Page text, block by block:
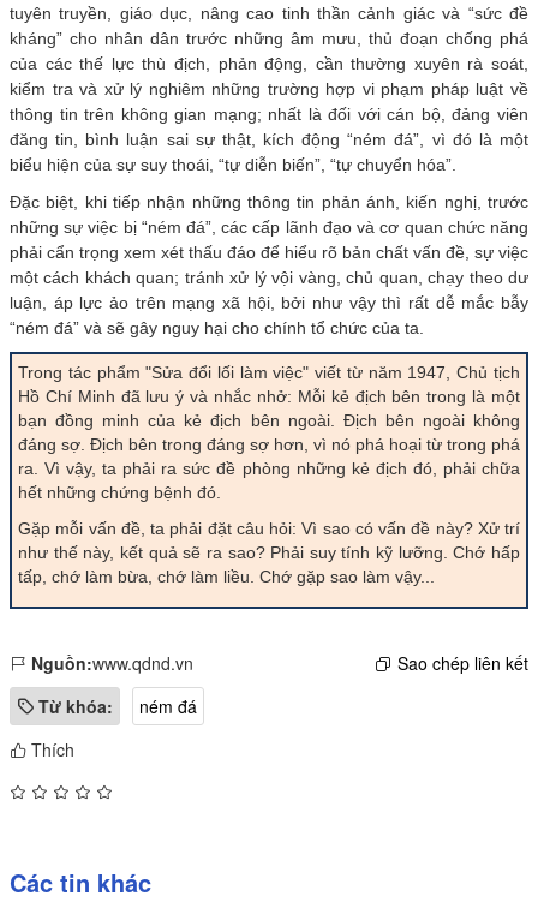
tuyên truyền, giáo dục, nâng cao tinh thần cảnh giác và “sức đề
kháng” cho nhân dân trước những âm mưu, thủ đoạn chống phá
của các thế lực thù địch, phản động, cần thường xuyên rà soát,
kiểm tra và xử lý nghiêm những trường hợp vi phạm pháp luật về
thông tin trên không gian mạng; nhất là đối với cán bộ, đảng viên
đăng tin, bình luận sai sự thật, kích động “ném đá”, vì đó là một
biểu hiện của sự suy thoái, “tự diễn biến”, “tự chuyển hóa”.
Đặc biệt, khi tiếp nhận những thông tin phản ánh, kiến nghị, trước
những sự việc bị “ném đá”, các cấp lãnh đạo và cơ quan chức năng
phải cẩn trọng xem xét thấu đáo để hiểu rõ bản chất vấn đề, sự việc
một cách khách quan; tránh xử lý vội vàng, chủ quan, chạy theo dư
luận, áp lực ảo trên mạng xã hội, bởi như vậy thì rất dễ mắc bẫy
“ném đá” và sẽ gây nguy hại cho chính tổ chức của ta.
Trong tác phẩm "Sửa đổi lối làm việc" viết từ năm 1947, Chủ tịch
Hồ Chí Minh đã lưu ý và nhắc nhở: Mỗi kẻ địch bên trong là một
bạn đồng minh của kẻ địch bên ngoài. Địch bên ngoài không
đáng sợ. Địch bên trong đáng sợ hơn, vì nó phá hoại từ trong phá
ra. Vì vậy, ta phải ra sức đề phòng những kẻ địch đó, phải chữa
hết những chứng bệnh đó.
Gặp mỗi vấn đề, ta phải đặt câu hỏi: Vì sao có vấn đề này? Xử trí
như thế này, kết quả sẽ ra sao? Phải suy tính kỹ lưỡng. Chớ hấp
tấp, chớ làm bừa, chớ làm liều. Chớ gặp sao làm vậy...
Nguồn:www.qdnd.vn
Sao chép liên kết
Từ khóa:
ném đá
Thích
Các tin khác